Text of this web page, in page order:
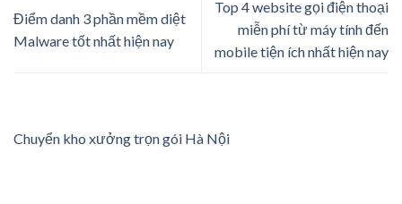
Điểm danh 3 phần mềm diệt
Malware tốt nhất hiện nay
Top 4 website gọi điện thoại
miễn phí từ máy tính đến
mobile tiện ích nhất hiện nay
Chuyển kho xưởng trọn gói Hà Nội